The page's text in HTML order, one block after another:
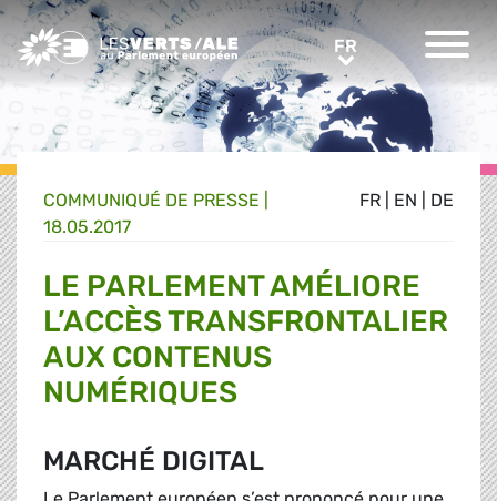
Greens/EFA Home FR FR
FR EN DE
COMMUNIQUÉ DE PRESSE
18.05.2017
LE PARLEMENT AMÉLIORE
L’ACCÈS TRANSFRONTALIER
AUX CONTENUS
NUMÉRIQUES
MARCHÉ DIGITAL